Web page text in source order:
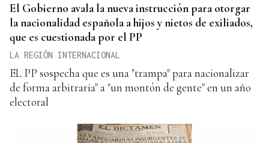
El Gobierno avala la nueva instrucción para otorgar
la nacionalidad española a hijos y nietos de exiliados,
que es cuestionada por el PP
LA REGIÓN INTERNACIONAL
EL PP sospecha que es una "trampa" para nacionalizar
de forma arbitraria" a "un montón de gente" en un año
electoral